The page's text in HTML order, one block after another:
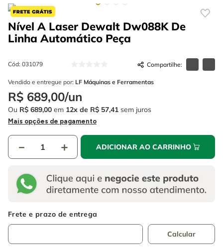
Nível A Laser Dewalt Dw088K De
Linha Automático Peça
Cód: 031079
Vendido e entregue por: LF Máquinas e Ferramentas
R$ 689,00/un
Ou R$ 689,00 em 12 R$ 57,41 sem juros
Mais opções de pagamento
＋
－ ADICIONAR AO CARRINHO
1º parafusadeira
2º caixa ferramentas
4º escada
5º serra circular
º serra copo
7º luva
fio
10 alicate
Termos mais buscados
º parafusadeira
º caixa ferramentas
º esmerilhadeira
º escada
º serra circular
º
º luva
fio
10 º alicate